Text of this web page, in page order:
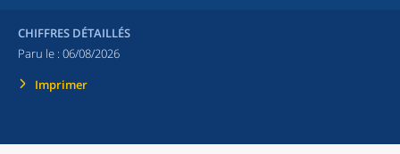
CHIFFRES DÉTAILLÉS
Paru le : 06/08/2026
Imprimer